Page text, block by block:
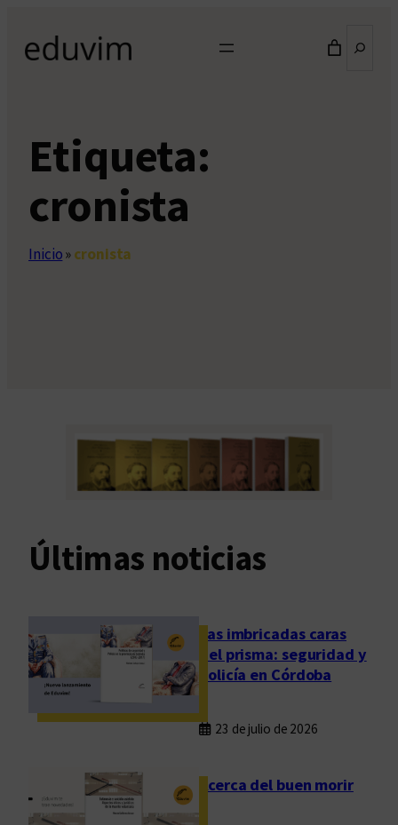
contenido
Etiqueta:
cronista
Inicio»cronista
Últimas noticias
Las imbricadas caras
del prisma: seguridad y
policía en Córdoba
23 de julio de 2026
Acerca del buen morir